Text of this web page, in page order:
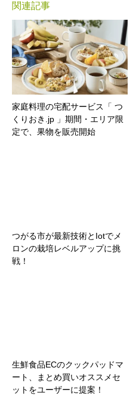
関連記事
家庭料理の宅配サービス「 つ
くりおき.jp 」期間・エリア限
定で、果物を販売開始
つがる市が最新技術とIotでメ
ロンの栽培レベルアップに挑
戦！
生鮮食品ECのクックパッドマ
ート、まとめ買いオススメセ
ットをユーザーに提案！